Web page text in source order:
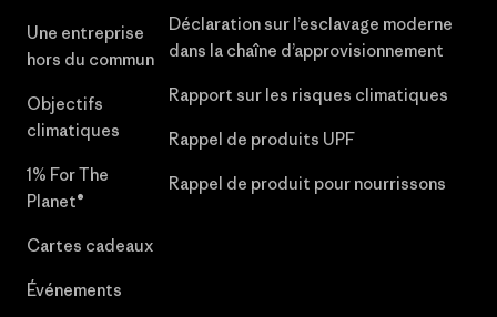
Une entreprise
hors du commun
Objectifs
climatiques
1% For The
Planet®
Cartes cadeaux
Événements
Déclaration sur l’esclavage moderne
dans la chaîne d’approvisionnement
Rapport sur les risques climatiques
Rappel de produits UPF
Rappel de produit pour nourrissons